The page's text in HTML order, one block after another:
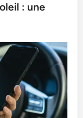
: une